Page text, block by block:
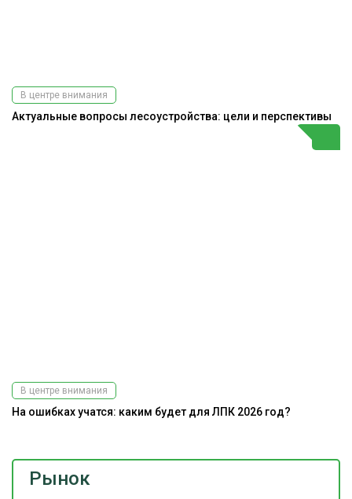
Рынок
В центре внимания
Актуальные вопросы лесоустройства: цели и перспективы
В центре внимания
На ошибках учатся: каким будет для ЛПК 2026 год?